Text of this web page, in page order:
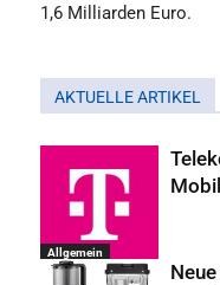
1,6 Milliarden Euro.
AKTUELLE ARTIKEL
Allgemein